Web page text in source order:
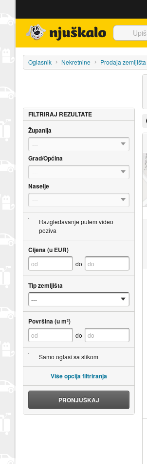
Oglasnik Nekretnine Prodaja zemljišta
FILTRIRAJ REZULTATE
Županija
---
Grad/Općina
---
Naselje
---
Razgledavanje putem video
poziva
Cijena (u EUR)
do
Tip zemljišta
Površina (u m²)
do
Samo oglasi sa slikom
Više opcija filtriranja
PRONJUŠKAJ